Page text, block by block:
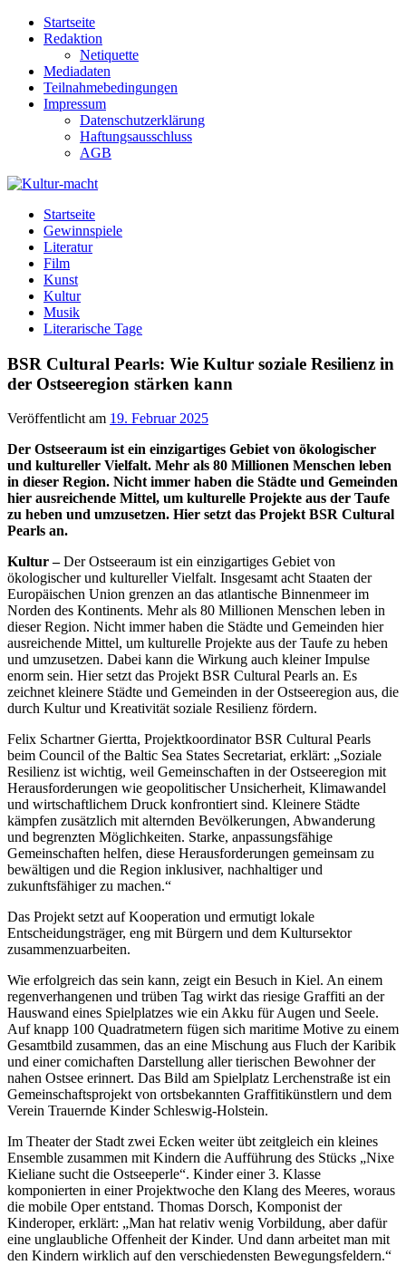
Zum
Inhalt
Startseite
Redaktion
Netiquette
Mediadaten
Teilnahmebedingungen
Impressum
Datenschutzerklärung
Haftungsausschluss
AGB
Kultur-macht
Magazin für Kunst, Literatur, Kultur, Film & Musik
Startseite
Gewinnspiele
Literatur
Film
Kunst
Kultur
Musik
Literarische Tage
BSR Cultural Pearls: Wie Kultur soziale Resilienz in
der Ostseeregion stärken kann
Veröffentlicht am 19. Februar 2025
Der Ostseeraum ist ein einzigartiges Gebiet von ökologischer
und kultureller Vielfalt. Mehr als 80 Millionen Menschen leben
in dieser Region. Nicht immer haben die Städte und Gemeinden
hier ausreichende Mittel, um kulturelle Projekte aus der Taufe
zu heben und umzusetzen. Hier setzt das Projekt BSR Cultural
Pearls an.
Kultur –Der Ostseeraum ist ein einzigartiges Gebiet von
ökologischer und kultureller Vielfalt. Insgesamt acht Staaten der
Europäischen Union grenzen an das atlantische Binnenmeer im
Norden des Kontinents. Mehr als 80 Millionen Menschen leben in
dieser Region. Nicht immer haben die Städte und Gemeinden hier
ausreichende Mittel, um kulturelle Projekte aus der Taufe zu heben
und umzusetzen. Dabei kann die Wirkung auch kleiner Impulse
enorm sein. Hier setzt das Projekt BSR Cultural Pearls an. Es
zeichnet kleinere Städte und Gemeinden in der Ostseeregion aus, die
durch Kultur und Kreativität soziale Resilienz fördern.
Felix Schartner Giertta, Projektkoordinator BSR Cultural Pearls
beim Council of the Baltic Sea States Secretariat, erklärt: „Soziale
Resilienz ist wichtig, weil Gemeinschaften in der Ostseeregion mit
Herausforderungen wie geopolitischer Unsicherheit, Klimawandel
und wirtschaftlichem Druck konfrontiert sind. Kleinere Städte
kämpfen zusätzlich mit alternden Bevölkerungen, Abwanderung
und begrenzten Möglichkeiten. Starke, anpassungsfähige
Gemeinschaften helfen, diese Herausforderungen gemeinsam zu
bewältigen und die Region inklusiver, nachhaltiger und
zukunftsfähiger zu machen.“
Das Projekt setzt auf Kooperation und ermutigt lokale
Entscheidungsträger, eng mit Bürgern und dem Kultursektor
zusammenzuarbeiten.
Wie erfolgreich das sein kann, zeigt ein Besuch in Kiel. An einem
regenverhangenen und trüben Tag wirkt das riesige Graffiti an der
Hauswand eines Spielplatzes wie ein Akku für Augen und Seele.
Auf knapp 100 Quadratmetern fügen sich maritime Motive zu einem
Gesamtbild zusammen, das an eine Mischung aus Fluch der Karibik
und einer comichaften Darstellung aller tierischen Bewohner der
nahen Ostsee erinnert. Das Bild am Spielplatz Lerchenstraße ist ein
Gemeinschaftsprojekt von ortsbekannten Graffitikünstlern und dem
Verein Trauernde Kinder Schleswig-Holstein.
Im Theater der Stadt zwei Ecken weiter übt zeitgleich ein kleines
Ensemble zusammen mit Kindern die Aufführung des Stücks „Nixe
Kieliane sucht die Ostseeperle“. Kinder einer 3. Klasse
komponierten in einer Projektwoche den Klang des Meeres, woraus
die mobile Oper entstand. Thomas Dorsch, Komponist der
Kinderoper, erklärt: „Man hat relativ wenig Vorbildung, aber dafür
eine unglaubliche Offenheit der Kinder. Und dann arbeitet man mit
den Kindern wirklich auf den verschiedensten Bewegungsfeldern.“